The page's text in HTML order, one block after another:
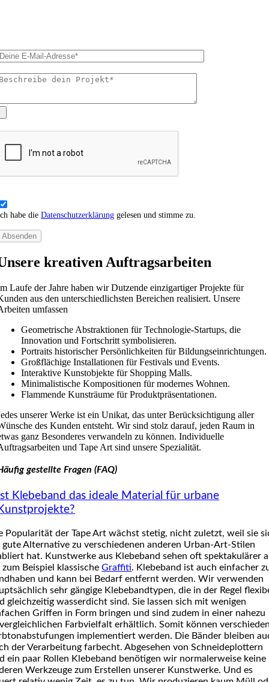
habe dieDatenschutzerklärung gelesen und stimme zu.
kreativen Auftragsarbeiten
Laufe der Jahre haben wir Dutzende einzigartiger Projekte für
aus den unterschiedlichsten Bereichen realisiert. Unsere
umfassen
Geometrische Abstraktionen für Technologie-Startups, die
Innovation und Fortschritt symbolisieren.
Portraits historischer Persönlichkeiten für Bildungseinrichtungen.
Großflächige Installationen für Festivals und Events.
Interaktive Kunstobjekte für Shopping Malls.
Minimalistische Kompositionen für modernes Wohnen.
Flammende Kunsträume für Produktpräsentationen.
unserer Werke ist ein Unikat, das unter Berücksichtigung aller
des Kunden entsteht. Wir sind stolz darauf, jeden Raum in
ganz Besonderes verwandeln zu können. Individuelle
und Tape Art sind unsere Spezialität.
gestellte Fragen (FAQ)
Klebeband das ideale Material für urbane
Popularität der Tape Art wächst stetig, nicht zuletzt, weil sie
gute Alternative zu verschiedenen anderen Urban-Art-Stilen
hat. Kunstwerke aus Klebeband sehen oft spektakulärer
zum Beispiel klassischeGraffiti. Klebeband ist auch einfacher
und kann bei Bedarf entfernt werden. Wir verwenden
sehr gängige Klebebandtypen, die in der Regel
gleichzeitig wasserdicht sind. Sie lassen sich mit wenigen
Griffen in Form bringen und sind zudem in einer nahezu
Farbvielfalt erhältlich. Somit können
implementiert werden. Die Bänder bleiben
der Verarbeitung farbecht. Abgesehen von Schneideplottern
ein paar Rollen Klebeband benötigen wir normalerweise keine
Werkzeuge zum Erstellen unserer Kunstwerke. Und es